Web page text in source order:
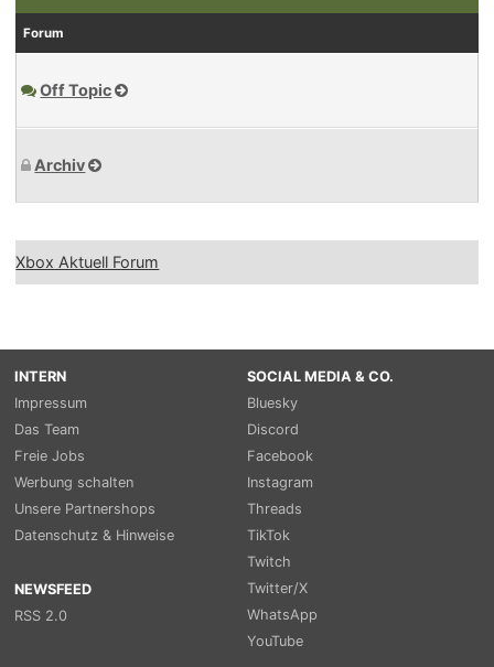
Forum
Off Topic
Archiv
Xbox Aktuell Forum
INTERN
Impressum
Das Team
Freie Jobs
Werbung schalten
Unsere Partnershops
Datenschutz & Hinweise
NEWSFEED
RSS 2.0
SOCIAL MEDIA & CO.
Bluesky
Discord
Facebook
Instagram
Threads
TikTok
Twitch
Twitter/X
WhatsApp
YouTube